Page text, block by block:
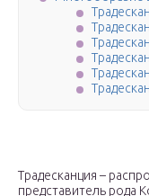
Традесканция –
представитель рода